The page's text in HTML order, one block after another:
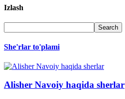
Izlash
She'rlar to'plami
Alisher Navoiy haqida sherlar